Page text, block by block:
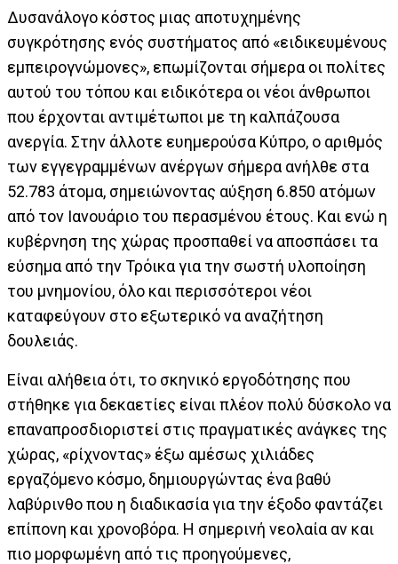
Δυσανάλογο κόστος μιας αποτυχημένης
συγκρότησης ενός συστήματος από «ειδικευμένους
εμπειρογνώμονες», επωμίζονται σήμερα οι πολίτες
αυτού του τόπου και ειδικότερα οι νέοι άνθρωποι
που έρχονται αντιμέτωποι με τη καλπάζουσα
ανεργία. Στην άλλοτε ευημερούσα Κύπρο, ο αριθμός
των εγγεγραμμένων ανέργων σήμερα ανήλθε στα
52.783 άτομα, σημειώνοντας αύξηση 6.850 ατόμων
από τον Ιανουάριο του περασμένου έτους. Και ενώ η
κυβέρνηση της χώρας προσπαθεί να αποσπάσει τα
εύσημα από την Τρόικα για την σωστή υλοποίηση
του μνημονίου, όλο και περισσότεροι νέοι
καταφεύγουν στο εξωτερικό να αναζήτηση
δουλειάς.
Είναι αλήθεια ότι, το σκηνικό εργοδότησης που
στήθηκε για δεκαετίες είναι πλέον πολύ δύσκολο να
επαναπροσδιοριστεί στις πραγματικές ανάγκες της
χώρας, «ρίχνοντας» έξω αμέσως χιλιάδες
εργαζόμενο κόσμο, δημιουργώντας ένα βαθύ
λαβύρινθο που η διαδικασία για την έξοδο φαντάζει
επίπονη και χρονοβόρα. Η σημερινή νεολαία αν και
πιο μορφωμένη από τις προηγούμενες,